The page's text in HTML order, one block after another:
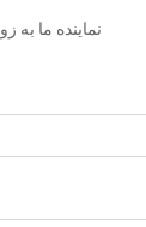
نماینده ما